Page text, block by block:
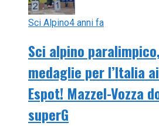
Sci Alpino4 anni fa
Sci alpino
medaglie per l’Italia
Espot! Mazzel-Vozza
superG